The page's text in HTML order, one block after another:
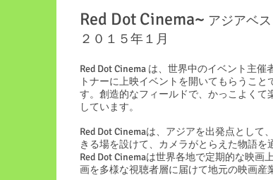
Red Dot Cinema~ アジアベ
２０１５年１月
Red Dot Cinema は、世界中のイベント主
トナーに上映イベントを開いてもらうこ
す。創造的なフィールドで、かっこよく
しています。
Red Dot Cinemaは、アジアを出発点とし
きる場を設けて、カメラがとらえた物語を
Red Dot Cinemaは世界各地で定期的な映
画を多様な視聴者層に届けて地元の映画産